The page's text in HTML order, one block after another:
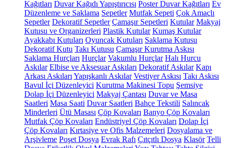
Kağıtları Duvar Kağıdı Yapıştırıcısı Poster Duvar Kağıtları Ev
Düzenleme ve Saklama Sepetler Mutfak Sepeti Çok Amaçlı
Sepetler Dekoratif Sepetler Çamaşır Sepetleri Kutular Makyaj
Kutusu ve Organizerleri Plastik Kutular Kumaş Kutular
Ayakkabı Kutuları Oyuncak Kutuları Saklama Kutusu
Dekoratif Kutu Takı Kutusu Çamaşır Kurutma Askısı
Saklama Hurçları Hurçlar Vakumlu Hurçlar Halı Hurcu
Askılar Elbise ve Aksesuar Askıları Dekoratif Askılar Kapı
Arkası Askıları Yapışkanlı Askılar Vestiyer Askısı Takı Askısı
Bavul İçi Düzenleyici Kurutma Makinesi Topu Şemsiye
Dolap İçi Düzenleyici Makyaj Çantası Duvar ve Masa
Saatleri Masa Saati Duvar Saatleri Bahçe Tekstili Salıncak
Minderleri Ütü Masası Çöp Kovaları Banyo Çöp Kovaları
Mutfak Çöp Kovaları Endüstriyel Çöp Kovaları Dolap İçi
Çöp Kovaları Kırtasiye ve Ofis Malzemeleri Dosyalama ve
Arşivleme Poşet Dosya Evrak Rafı Çıtçıtlı Dosya Klasör Telli